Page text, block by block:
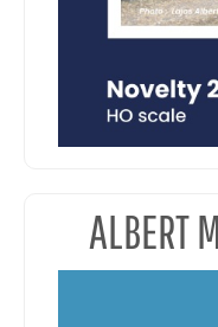
ALBERT